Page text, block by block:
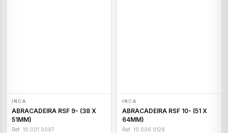
INCA
ABRACADEIRA RSF 9- (38 X
51MM)
Ref: 10.001.0097
INCA
ABRACADEIRA RSF 10- (51 X
64MM)
Ref: 10.006.0128